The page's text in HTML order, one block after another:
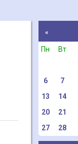
«
Пн Вт
6
7
13
14
20
21
27
28